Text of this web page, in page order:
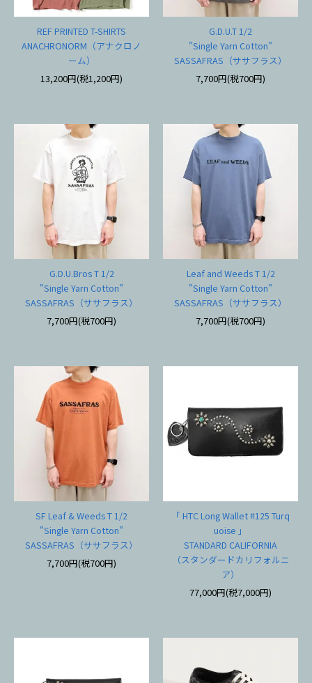
REF PRINTED T-SHIRTS
ANACHRONORM（アナクロノ
ーム）
13,200円(税1,200円)
G.D.U.T 1/2
"Single Yarn Cotton"
SASSAFRAS（ササフラス）
7,700円(税700円)
G.D.U.Bros T 1/2
"Single Yarn Cotton"
SASSAFRAS（ササフラス）
7,700円(税700円)
Leaf and Weeds T 1/2
"Single Yarn Cotton"
SASSAFRAS（ササフラス）
7,700円(税700円)
SF Leaf & Weeds T 1/2
"Single Yarn Cotton"
SASSAFRAS（ササフラス）
7,700円(税700円)
「 HTC Long Wallet #125 Turq
uoise 」
STANDARD CALIFORNIA
（スタンダードカリフォルニ
ア）
77,000円(税7,000円)